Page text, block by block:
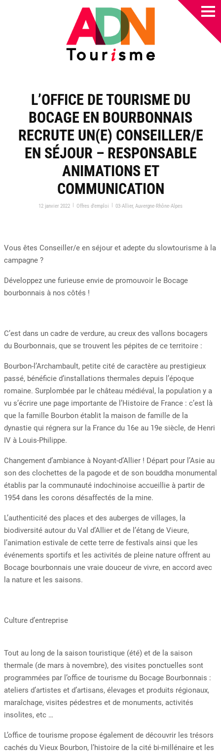
L’OFFICE DE TOURISME DU
BOCAGE EN BOURBONNAIS
RECRUTE UN(E) CONSEILLER/E
EN SÉJOUR – RESPONSABLE
ANIMATIONS ET
COMMUNICATION
12 janvier 2022 | Offres d’emploi | 03-Allier, Auvergne-Rhône-Alpes
Vous êtes Conseiller/e en séjour et adepte du slowtourisme à la
campagne ?
Développez une furieuse envie de promouvoir le Bocage
bourbonnais à nos côtés !
C’est dans un cadre de verdure, au creux des vallons bocagers
du Bourbonnais, que se trouvent les pépites de ce territoire :
Bourbon-l’Archambault, petite cité de caractère au prestigieux
passé, bénéficie d’installations thermales depuis l’époque
romaine. Surplombée par le château médiéval, la population y a
vu s’écrire une page importante de l’Histoire de France : c’est là
que la famille Bourbon établit la maison de famille de la
dynastie qui régnera sur la France du 16e au 19e siècle, de Henri
IV à Louis-Philippe.
Changement d’ambiance à Noyant-d’Allier ! Départ pour l’Asie au
son des clochettes de la pagode et de son bouddha monumental
établis par la communauté indochinoise accueillie à partir de
1954 dans les corons désaffectés de la mine.
L’authenticité des places et des auberges de villages, la
biodiversité autour du Val d’Allier et de l’étang de Vieure,
l’animation estivale de cette terre de festivals ainsi que les
événements sportifs et les activités de pleine nature offrent au
Bocage bourbonnais une vraie douceur de vivre, en accord avec
la nature et les saisons.
Culture d’entreprise
Tout au long de la saison touristique (été) et de la saison
thermale (de mars à novembre), des visites ponctuelles sont
programmées par l’office de tourisme du Bocage Bourbonnais :
ateliers d’artistes et d’artisans, élevages et produits régionaux,
maraîchage, visites pédestres et de monuments, activités
insolites, etc …
L’office de tourisme propose également de découvrir les trésors
cachés du Vieux Bourbon, l’histoire de la cité bi-millénaire et les